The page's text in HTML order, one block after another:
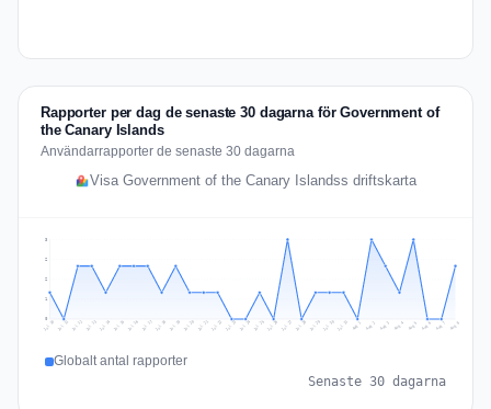
Rapporter per dag de senaste 30 dagarna för Government of
the Canary Islands
Användarrapporter de senaste 30 dagarna
Visa Government of the Canary Islandss driftskarta
1
2
2
3
Jul 10 Jul 11 Jul 12 Jul 13 Jul 14 Jul 15 Jul 16 Jul 17 Jul 18 Jul 19 Jul 20 Jul 21 Jul 22 Jul 23 Jul 24 Jul 25 Jul 26 Jul 27 Jul 28 Jul 29 Jul 30 Jul 31 Aug 1 Aug 2 Aug 3 Aug 4 Aug 5 Aug 6 Aug 7 Aug 8
Globalt antal rapporter
Senaste 30 dagarna